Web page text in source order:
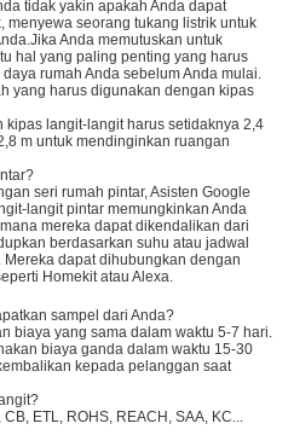
tidak yakin apakah Anda dapat
menyewa seorang tukang listrik untuk
Anda memutuskan untuk
hal yang paling penting yang harus
rumah Anda sebelum Anda mulai.
yang harus digunakan dengan kipas
langit-langit harus setidaknya 2,4
m untuk mendinginkan ruangan
seri rumah pintar, Asisten Google
langit pintar memungkinkan Anda
mereka dapat dikendalikan dari
berdasarkan suhu atau jadwal
dapat dihubungkan dengan
Homekit atau Alexa.
sampel dari Anda?
biaya yang sama dalam waktu 5-7 hari.
biaya ganda dalam waktu 15-30
kepada pelanggan saat
ETL, ROHS, REACH, SAA, KC...